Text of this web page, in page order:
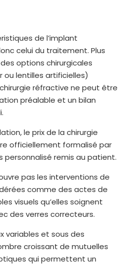
de l’implant
celui du traitement. Plus
options chirurgicales
ou lentilles artificielles)
réfractive ne peut être
préalable et un bilan
le prix de la chirurgie
officiellement formalisé par
personnalisé remis au patient.
pas les interventions de
comme des actes de
visuels qu’elles soignent
des verres correcteurs.
variables et sous des
croissant de mutuelles
qui permettent un